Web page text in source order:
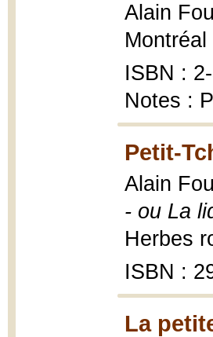
Alain
ISBN :
Notes :
Petit-
Alain
- ou La
Herbes
ISBN :
La